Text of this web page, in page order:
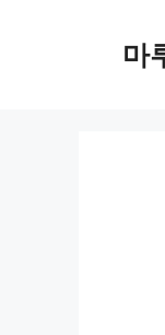
마